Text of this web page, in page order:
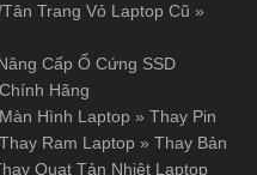
Trang Vỏ Laptop Cũ »
Cấp Ổ Cứng SSD
Hãng
Hình Laptop »Thay Pin
Thay Ram Laptop »Thay Bản
Quạt Tản Nhiệt Laptop